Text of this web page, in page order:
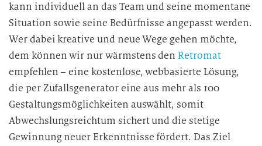
kann individuell an das Team und seine momentane
Situation sowie seine Bedürfnisse angepasst werden.
Wer dabei kreative und neue Wege gehen möchte,
dem können wir nur wärmstens denRetromat
empfehlen – eine kostenlose, webbasierte Lösung,
die per Zufallsgenerator eine aus mehr als 100
Gestaltungsmöglichkeiten auswählt, somit
Abwechslungsreichtum sichert und die stetige
Gewinnung neuer Erkenntnisse fördert. Das Ziel